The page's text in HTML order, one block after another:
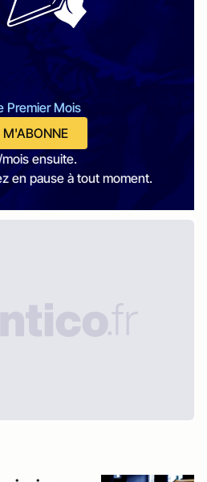
Premier Mois
M'ABONNE
ensuite.
en pause à tout moment.